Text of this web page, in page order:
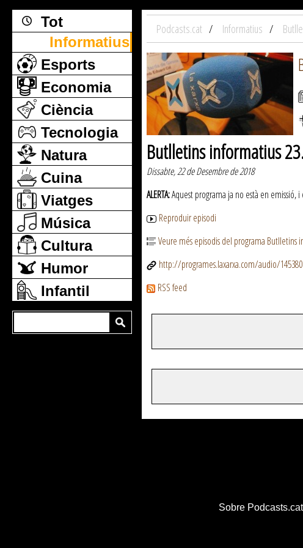
Tot
Informatius
Esports
Economia
Ciència
Tecnologia
Natura
Cuina
Viatges
Música
Cultura
Humor
Infantil
Podcasts.cat Informatius
Butlletins informatius
Dissabte, 22 de Desembre de 2018
ALERTA:Aquest programa ja no està en emissió,
Reproduir episodi
Veure més episodis del programa Butlletins
http://programes.laxarxa.com/audio/145380
RSS feed
Sobre Podcasts.cat